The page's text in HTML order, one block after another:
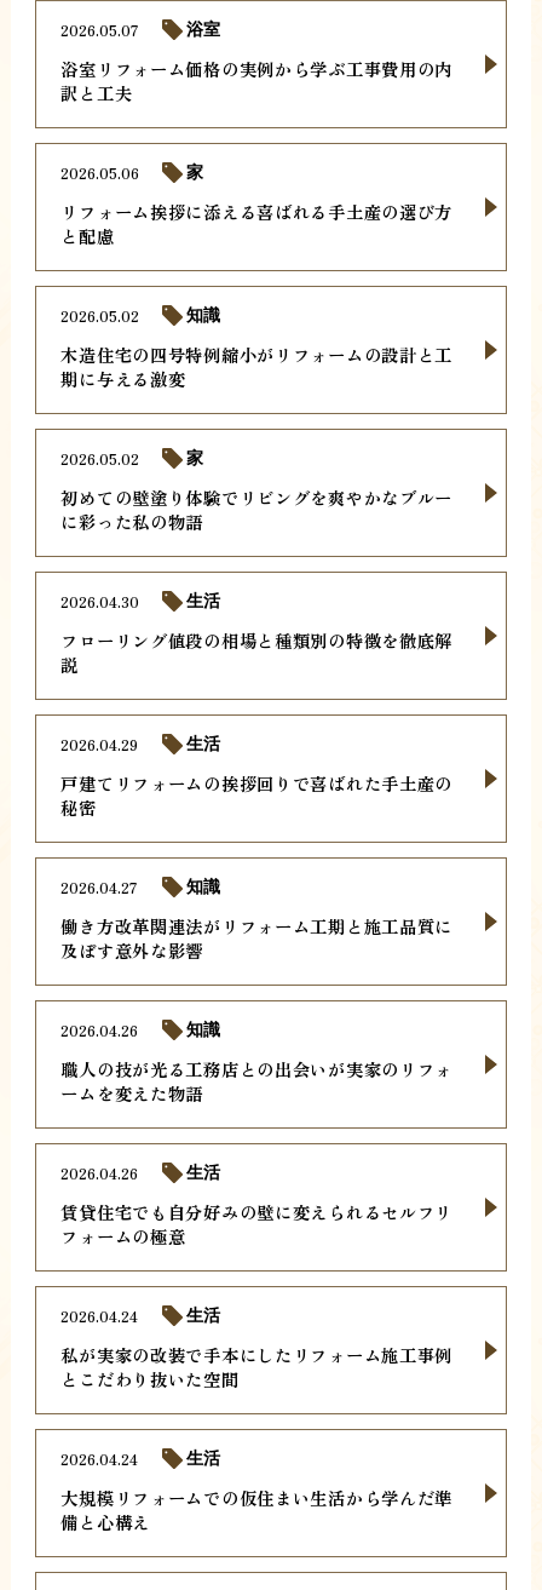
浴室リフォーム価格の実例から学ぶ工事費用の内
訳と工夫
2026.05.07 浴室
リフォーム挨拶に添える喜ばれる手土産の選び方
と配慮
2026.05.06 家
木造住宅の四号特例縮小がリフォームの設計と工
期に与える激変
2026.05.02 知識
初めての壁塗り体験でリビングを爽やかなブルー
に彩った私の物語
2026.05.02 家
フローリング値段の相場と種類別の特徴を徹底解
説
2026.04.30 生活
戸建てリフォームの挨拶回りで喜ばれた手土産の
秘密
2026.04.29 生活
働き方改革関連法がリフォーム工期と施工品質に
及ぼす意外な影響
2026.04.27 知識
職人の技が光る工務店との出会いが実家のリフォ
ームを変えた物語
2026.04.26 知識
賃貸住宅でも自分好みの壁に変えられるセルフリ
フォームの極意
2026.04.26 生活
私が実家の改装で手本にしたリフォーム施工事例
とこだわり抜いた空間
2026.04.24 生活
大規模リフォームでの仮住まい生活から学んだ準
備と心構え
2026.04.24 生活